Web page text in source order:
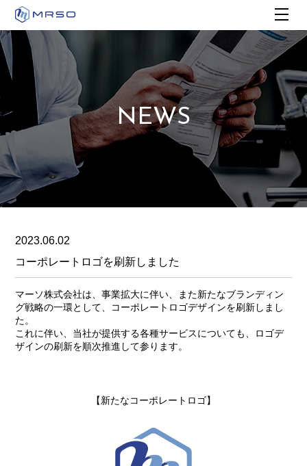
NEWS
2023.06.02
コーポレートロゴを刷新しました
マーソ株式会社は、事業拡大に伴い、また新たなブランディン
グ戦略の一環として、コーポレートロゴデザインを刷新しまし
た。
これに伴い、当社が提供する各種サービスについても、ロゴデ
ザインの刷新を順次推進して参ります。
【新たなコーポレートロゴ】